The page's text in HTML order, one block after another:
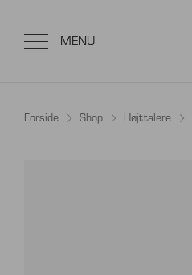
Forside Shop Højttalere